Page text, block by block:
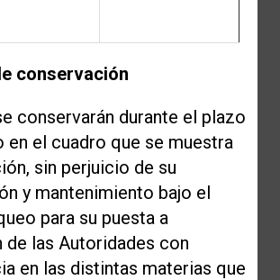
conservación
conservarán durante el plazo
en el cuadro que se muestra
sin perjuicio de su
y mantenimiento bajo el
para su puesta a
las Autoridades con
en las distintas materias que